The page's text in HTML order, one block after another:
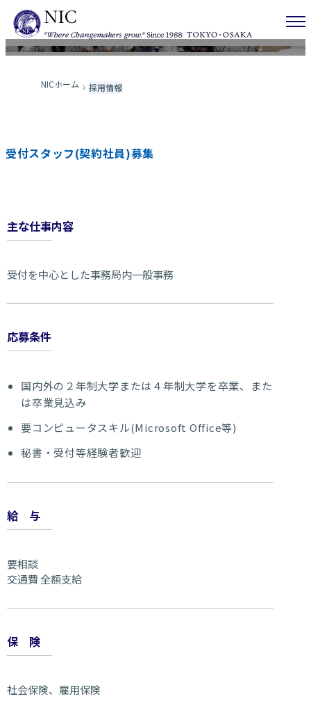
採用情報
NICホーム 採用情報
受付スタッフ(契約社員)募集
主な仕事内容
受付を中心とした事務局内一般事務
応募条件
国内外の２年制大学または４年制大学を卒業、また
は卒業見込み
要コンピュータスキル(Microsoft Office等)
秘書・受付等経験者歓迎
給与
要相談
交通費 全額支給
保険
社会保険、雇用保険